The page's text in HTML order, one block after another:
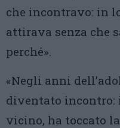
che incontravo: in
attirava senza che
perché».
«Negli anni
diventato incontro:
vicino, ha toccato